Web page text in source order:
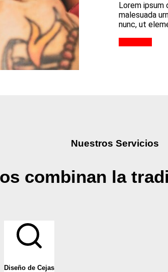
Lorem
malesuada
nunc, ut
Nuestros Servicios
combinan la
Diseño de Cejas